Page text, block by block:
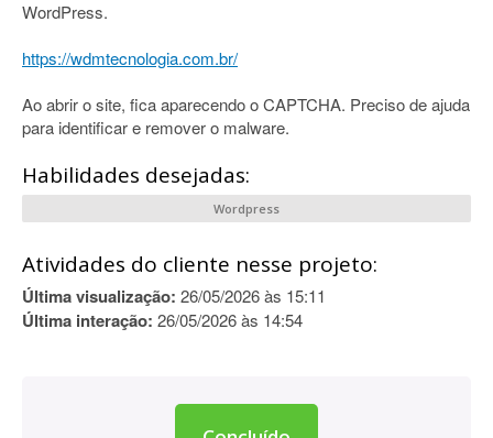
WordPress.
https://wdmtecnologia.com.br/
Ao abrir o site, fica aparecendo o CAPTCHA. Preciso de ajuda
para identificar e remover o malware.
Habilidades desejadas:
Wordpress
Atividades do cliente nesse projeto:
Última visualização: 26/05/2026 às 15:11
Última interação: 26/05/2026 às 14:54